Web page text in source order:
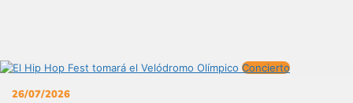
Concierto
26/07/2026